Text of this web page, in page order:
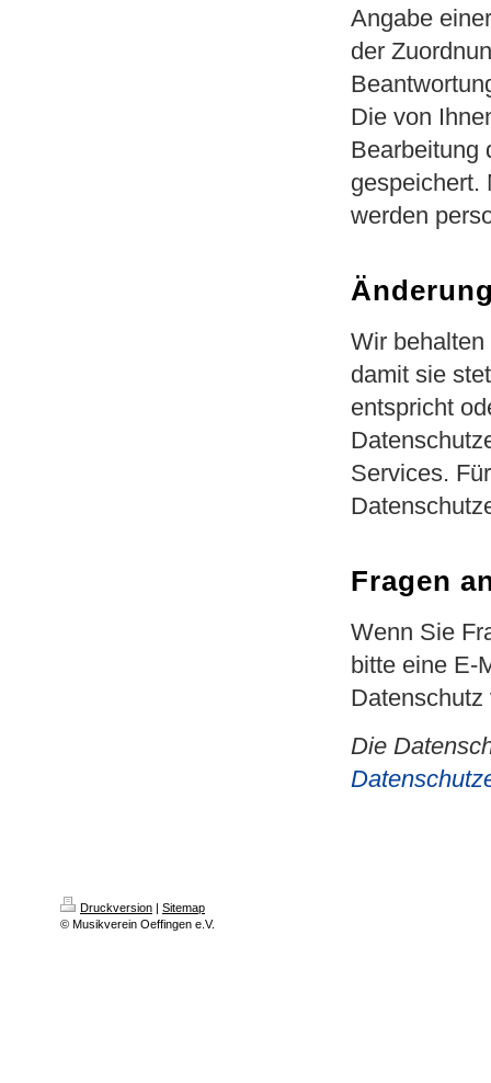
Angabe
der
Die von
Bearbeitung
gespeichert.
werden
Wir
damit sie
entspricht
Services.
Fragen
Wenn Sie
bitte eine E-
Die
Druckversion | Sitemap
© Musikverein Oeffingen e.V.